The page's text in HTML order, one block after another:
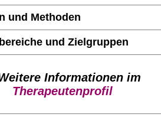
und Methoden
und Zielgruppen
Informationen im
Therapeutenprofil